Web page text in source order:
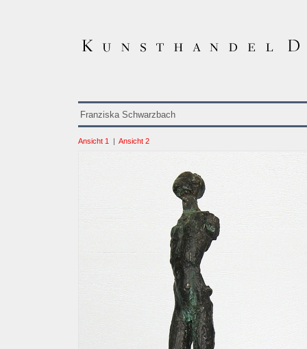
Franziska Schwarzbach
Ansicht 1 | Ansicht 2